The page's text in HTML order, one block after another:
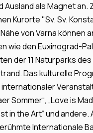
Ausland als Magnet an.
Kurorte "Sv. Sv.
von Varna
wie den Euxinograd-
der 11 Naturparks
Das kulturelle
internationaler
Sommer“, „Love is
in the Art“ und
Internationale